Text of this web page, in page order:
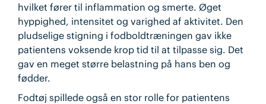
hvilket fører til inflammation og smerte. Øget
hyppighed, intensitet og varighed af aktivitet. Den
pludselige stigning i fodboldtræningen gav ikke
patientens voksende krop tid til at tilpasse sig. Det
gav en meget større belastning på hans ben og
fødder.
Fodtøj spillede også en stor rolle for patientens